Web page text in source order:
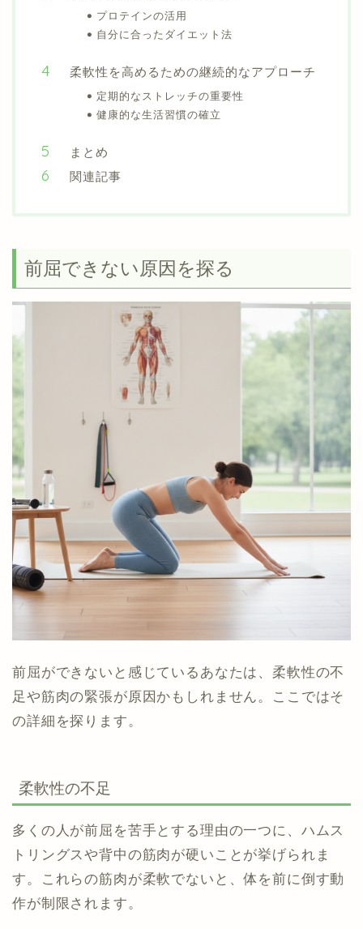
プロテインの活用
自分に合ったダイエット法
柔軟性を高めるための継続的なアプローチ
定期的なストレッチの重要性
健康的な生活習慣の確立
まとめ
関連記事
前屈できない原因を探る
前屈ができないと感じているあなたは、柔軟性の不
足や筋肉の緊張が原因かもしれません。ここではそ
の詳細を探ります。
柔軟性の不足
多くの人が前屈を苦手とする理由の一つに、ハムス
トリングスや背中の筋肉が硬いことが挙げられま
す。これらの筋肉が柔軟でないと、体を前に倒す動
作が制限されます。